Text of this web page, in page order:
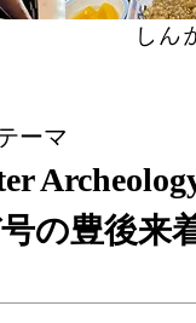
しん
ーマ
の豊後来